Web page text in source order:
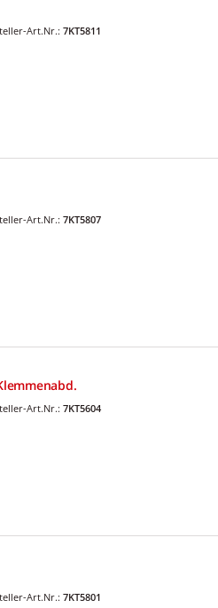
Art.Nr.: 7KT5811
Art.Nr.: 7KT5807
Art.Nr.: 7KT5604
Art.Nr.: 7KT5801